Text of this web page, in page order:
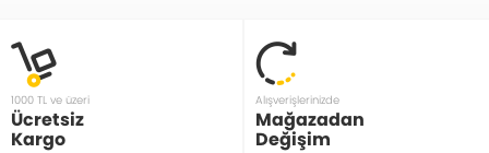
1000 TL ve üzeri
Ücretsiz
Kargo
Alışverişlerinizde
Mağazadan
Değişim